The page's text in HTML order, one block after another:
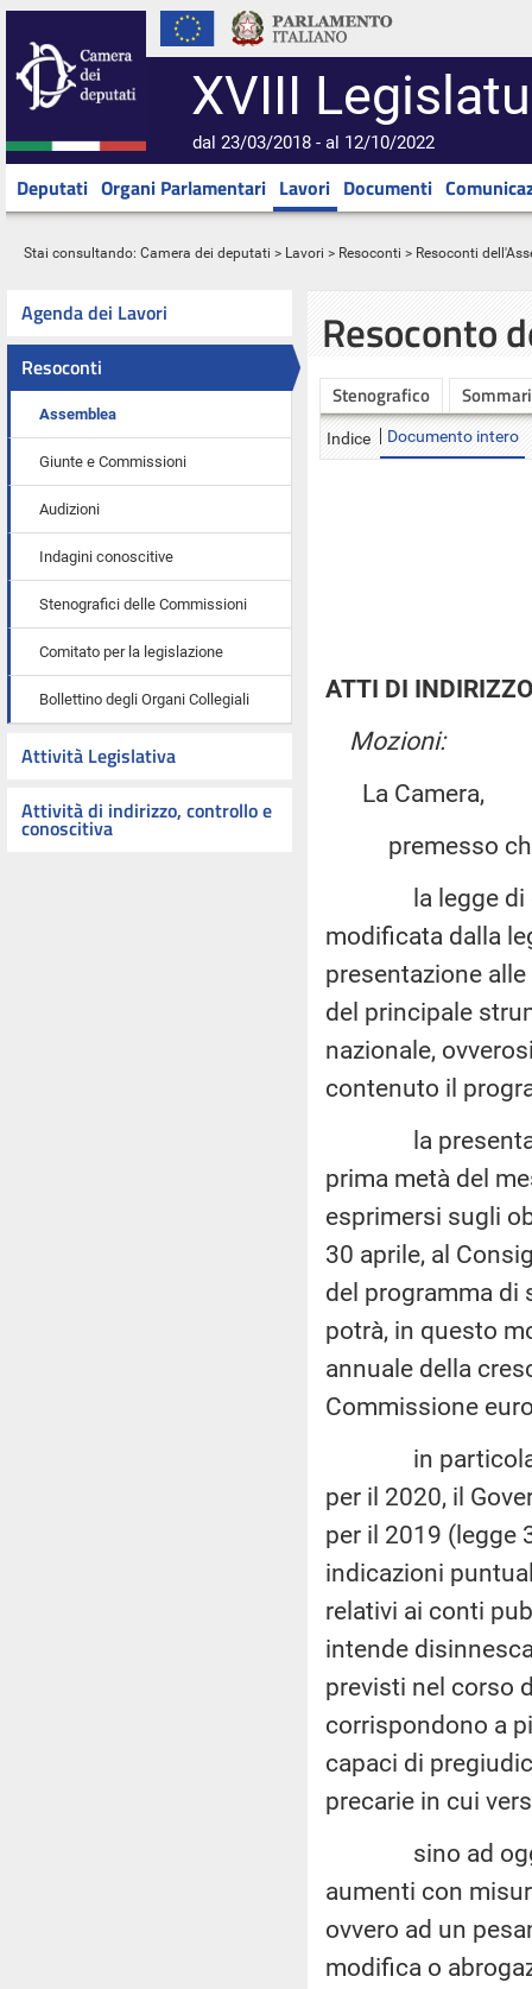
XVIII
dal 23/03/2018 - al 12/10/2022
Deputati Organi Parlamentari Lavori Documenti
Stai consultando: Camera dei deputati > Lavori > Resoconti > Resoconti
Agenda dei Lavori
Resoconti
Assemblea
Giunte e Commissioni
Audizioni
Indagini conoscitive
Stenografici delle Commissioni
Comitato per la legislazione
Bollettino degli Organi Collegiali
Attività Legislativa
Attività di indirizzo, controllo e
conoscitiva
Resoconto
Stenografico
Indice Documento intero
ATTI DI
Mozioni:
La Camera,
premesso
la legge di
modificata dalla
presentazione
del principale
nazionale,
contenuto il
la
prima metà del
esprimersi sugli
30 aprile, al
del programma di
potrà, in questo
annuale della
Commissione
in particolare,
per il 2020, il
per il 2019 (legge
indicazioni
relativi ai conti
intende
previsti nel corso
corrispondono a
capaci di
precarie in cui
sino ad oggi
aumenti con
ovvero ad un
modifica o